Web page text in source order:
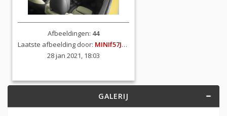
Afbeeldingen: 44
Laatste afbeelding door: MINIf57JCW
28 jan 2021, 18:03
GALERIJ